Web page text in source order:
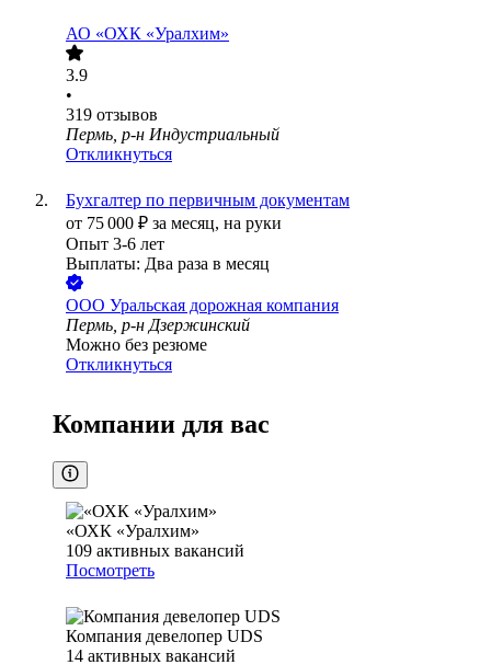
АО «ОХК «Уралхим»
3.9
•
319 отзывов
Пермь, р-н Индустриальный
Откликнуться
Бухгалтер по первичным документам
от 75 000 ₽ за месяц, на руки
Опыт 3-6 лет
Выплаты: Два раза в месяц
ООО Уральская дорожная компания
Пермь, р-н Дзержинский
Можно без резюме
Откликнуться
Компании для вас
«ОХК «Уралхим»
109 активных вакансий
Посмотреть
Компания девелопер UDS
14 активных вакансий